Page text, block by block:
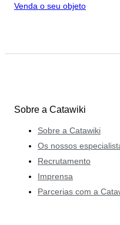
Venda o seu objeto
Sobre a Catawiki
Sobre a Catawiki
Os nossos
Recrutamento
Imprensa
Parcerias com a